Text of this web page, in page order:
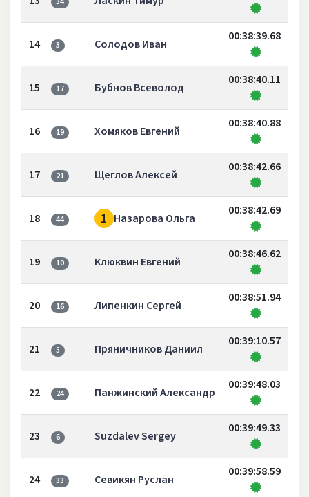
14 3 Солодов Иван
00:38:39.68
15 17 Бубнов Всеволод
00:38:40.11
16 19 Хомяков Евгений
00:38:40.88
17 21 Щеглов Алексей
00:38:42.66
18 44 1 Назарова Ольга
00:38:42.69
19 10 Клюквин Евгений
00:38:46.62
20 16 Липенкин Сергей
00:38:51.94
21 5 Пряничников Даниил
00:39:10.57
22 24 Панжинский Александр
00:39:48.03
23 6 Suzdalev Sergey
00:39:49.33
24 33 Севикян Руслан
00:39:58.59